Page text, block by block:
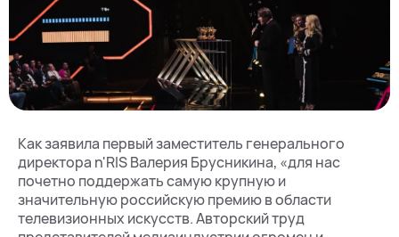
Как заявила первый заместитель генерального
директора n'RIS Валерия Брусникина, «для нас
почетно поддержать самую крупную и
значительную российскую премию в области
телевизионных искусств. Авторский труд